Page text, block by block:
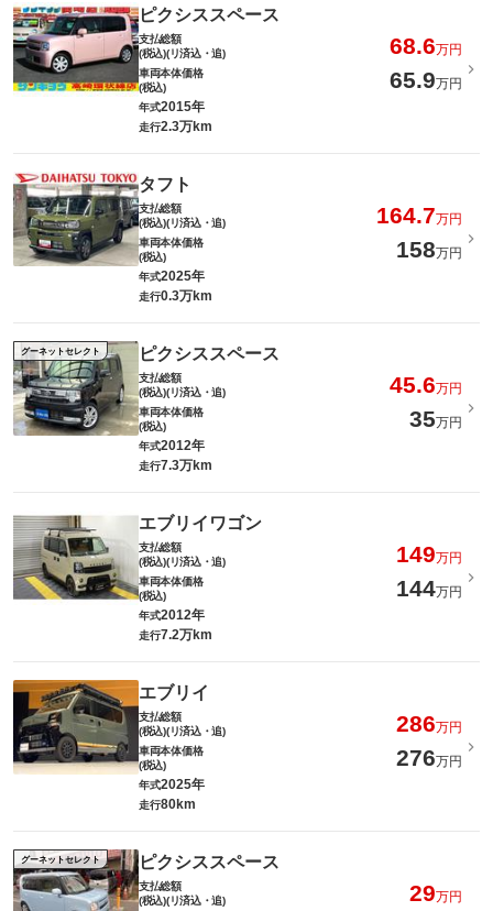
ピクシススペース
支払総額
(税込)(リ済込・追)
68.6万円
車両本体価格
(税込)
65.9万円
年式2015年
走行2.3万km
タフト
支払総額
(税込)(リ済込・追)
164.7万円
車両本体価格
(税込)
158万円
年式2025年
走行0.3万km
グーネットセレクト ピクシススペース
支払総額
(税込)(リ済込・追)
45.6万円
車両本体価格
(税込)
35万円
年式2012年
走行7.3万km
エブリイワゴン
支払総額
(税込)(リ済込・追)
149万円
車両本体価格
(税込)
144万円
年式2012年
走行7.2万km
エブリイ
支払総額
(税込)(リ済込・追)
286万円
車両本体価格
(税込)
276万円
年式2025年
走行80km
グーネットセレクト ピクシススペース
支払総額
(税込)(リ済込・追)
29万円